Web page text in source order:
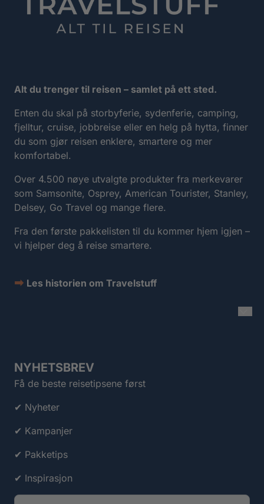
Alt du trenger til reisen – samlet på ett sted.
Enten du skal på storbyferie, sydenferie, camping,
fjelltur, cruise, jobbreise eller en helg på hytta, finner
du som gjør reisen enklere, smartere og mer
komfortabel.
Over 4.500 nøye utvalgte produkter fra merkevarer
som Samsonite, Osprey, American Tourister, Stanley,
Delsey, Go Travel og mange flere.
Fra den første pakkelisten til du kommer hjem igjen –
vi hjelper deg å reise smartere.
➡ Les historien om Travelstuff
NYHETSBREV
Få de beste reisetipsene først
✔ Nyheter
✔ Kampanjer
✔ Pakketips
✔ Inspirasjon
E-post